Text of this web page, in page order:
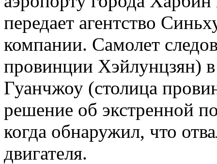
передает агентство
компании. Самолет
провинции Хэйлунцзян)
Гуанчжоу (столица
решение об экстренной
когда обнаружил, что
двигателя.